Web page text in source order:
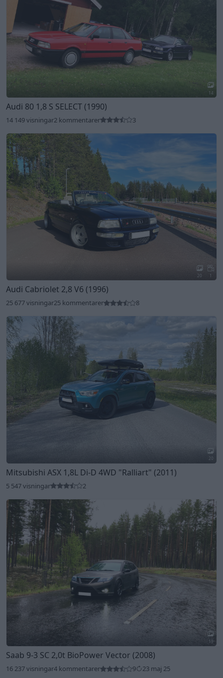
14
Audi 80 1,8 S SELECT (1990)
14 149 visningar2 kommentarer 3
20 1
Audi Cabriolet 2,8 V6 (1996)
25 677 visningar25 kommentarer 8
20
Mitsubishi ASX 1,8L Di-D 4WD "Ralliart" (2011)
5 547 visningar 2
19
Saab 9-3 SC 2,0t BioPower Vector (2008)
16 237 visningar4 kommentarer 9 23 maj 25